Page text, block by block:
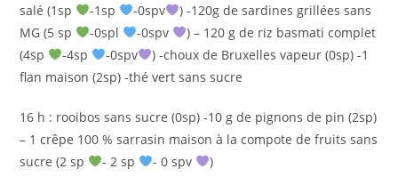
salé (1sp
-1sp -0spv
) -120g de sardines grillées sans
MG (5 sp
-0spl -0spv
) – 120 g de riz basmati complet
(4sp
-4sp -0spv
) -choux de Bruxelles vapeur (0sp) -1
flan maison (2sp) -thé vert sans sucre
16 h : rooibos sans sucre (0sp) -10 g de pignons de pin (2sp)
– 1 crêpe 100 % sarrasin maison à la compote de fruits sans
sucre (2 sp
- 2 sp - 0 spv )